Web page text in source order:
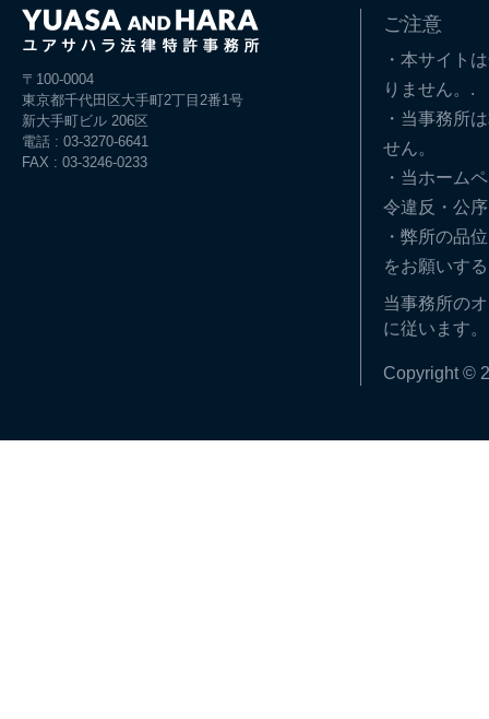
〒100-0004
東京都千代田区大手町2丁目2番1号
新大手町ビル 206区
電話 : 03-3270-6641
FAX : 03-3246-0233
ご注意
・本サイト
りません。.
・当事務所
せん。
・当ホーム
令違反・公
・弊所の品
をお願いす
当事務所の
に従います。
Copyright ©